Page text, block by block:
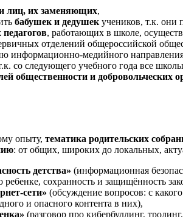
лиц, их заменяющих,
бабушек и дедушек учеников, т.к. они
, работающих в школе,
отделений общероссийской
информационно-медийного
со следующего учебного года все
общественности и добровольческих
опыту, тематика родительских
: от общих, широких до локальных,
детства» (информационная
ребенке, сохранность и защищённость
сети» (обсуждение вопросов: с
и опасного контента в них),
(разговор про кибербуллинг,